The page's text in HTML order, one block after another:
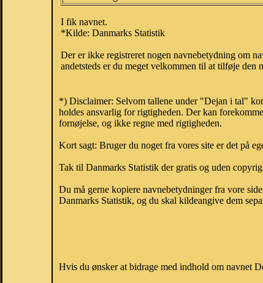
I fik navnet.
*Kilde: Danmarks Statistik
Der er ikke registreret nogen navnebetydning om
andetsteds er du meget velkommen til at tilføje
*) Disclaimer: Selvom tallene under "Dejan i tal"
holdes ansvarlig for rigtigheden. Der kan
fornøjelse, og ikke regne med rigtigheden.
Kort sagt: Bruger du noget fra vores site er det på
Tak til Danmarks Statistik der gratis og uden
Du må gerne kopiere navnebetydninger fra vore
Danmarks Statistik, og du skal kildeangive dem
Hvis du ønsker at bidrage med indhold om navnet